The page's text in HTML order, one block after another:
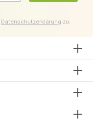
Datenschutzerklärung zu.